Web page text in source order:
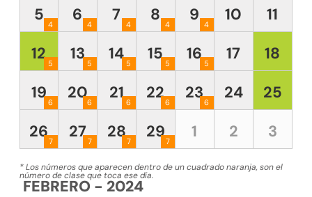
5 4 6 4 7 4 8 4 9 4 10
11
12 5 13 5 14 5 15 5 16 5 17
18
196 206 21 6 226 236 24
25
267 277 287 297 1 2 3
* Los números que aparecen dentro de un cuadrado naranja, son el
número de clase que toca ese día.
FEBRERO - 2024